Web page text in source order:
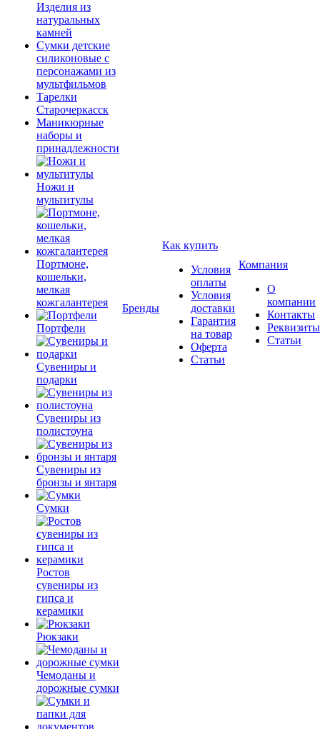
Изделия из
натуральных
камней
Сумки детские
силиконовые с
персонажами из
мультфильмов
Тарелки
Старочеркасск
Маникюрные
наборы и
принадлежности
Ножи и
мультитулы
Портмоне,
кошельки,
мелкая
кожгалантерея
Портфели
Сувениры и
подарки
Сувениры из
полистоуна
Сувениры из
бронзы и янтаря
Сумки
Ростов
сувениры из
гипса и
керамики
Рюкзаки
Чемоданы и
дорожные сумки
Бренды
Как купить
Условия
оплаты
Условия
доставки
Гарантия
на товар
Оферта
Статьи
Компания
О
компании
Контакты
Реквизиты
Статьи